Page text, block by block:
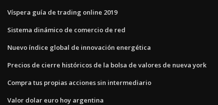
Víspera guía de trading online 2019
Sistema dinámico de comercio de red
Nuevo índice global de innovación energética
Precios de cierre históricos de la bolsa de valores de nueva york
Compra tus propias acciones sin intermediario
Valor dolar euro hoy argentina